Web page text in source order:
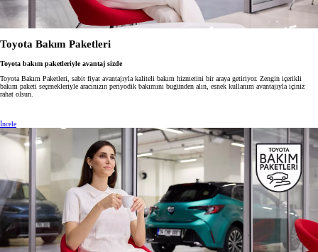
Toyota Bakım Paketleri
Toyota bakım paketleriyle avantaj sizde
Toyota Bakım Paketleri, sabit fiyat avantajıyla kaliteli bakım hizmetini bir araya getiriyor. Zengin içerikli
bakım paketi seçenekleriyle aracınızın periyodik bakımını bugünden alın, esnek kullanım avantajıyla içiniz
rahat olsun.
İncele